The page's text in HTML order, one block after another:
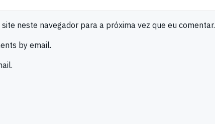
neste navegador para a próxima vez que eu comentar.
by email.